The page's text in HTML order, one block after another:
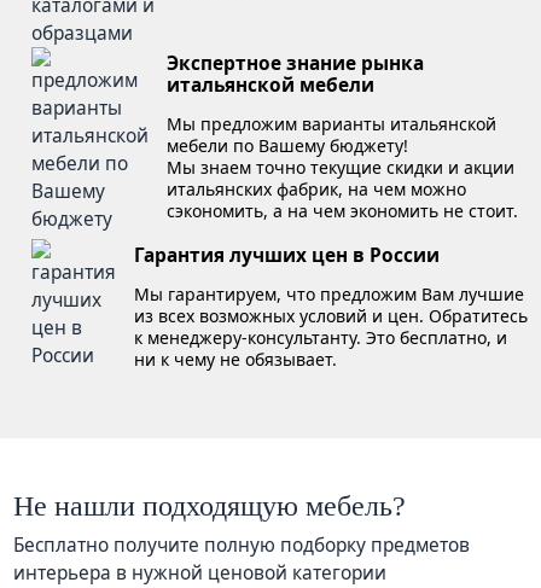
Экспертное знание рынка
итальянской мебели
Мы предложим варианты итальянской
мебели по Вашему бюджету!
Мы знаем точно текущие скидки и акции
итальянских фабрик, на чем можно
сэкономить, а на чем экономить не стоит.
Гарантия лучших цен в России
Мы гарантируем, что предложим Вам лучшие
из всех возможных условий и цен. Обратитесь
к менеджеру-консультанту. Это бесплатно, и
ни к чему не обязывает.
Не нашли подходящую мебель?
Бесплатно получите полную подборку предметов
интерьера в нужной ценовой категории